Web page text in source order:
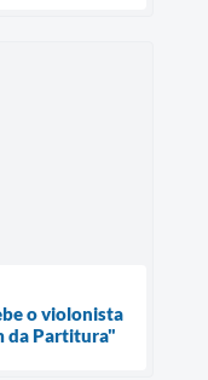
o violonista
da Partitura"